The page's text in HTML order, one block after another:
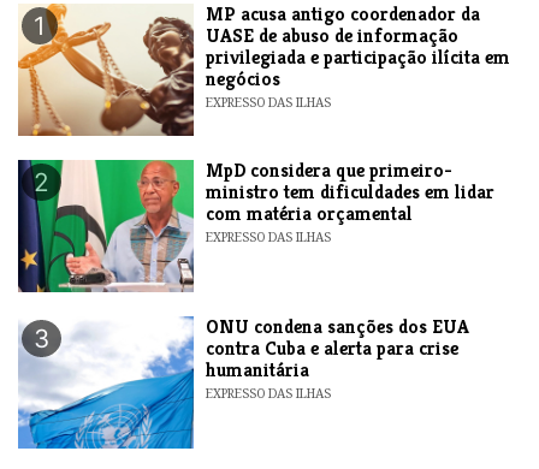
1
MP acusa antigo coordenador da
UASE de abuso de informação
privilegiada e participação ilícita em
negócios
EXPRESSO DAS ILHAS
2
MpD considera que primeiro-
ministro tem dificuldades em lidar
com matéria orçamental
EXPRESSO DAS ILHAS
3
ONU condena sanções dos EUA
contra Cuba e alerta para crise
humanitária
EXPRESSO DAS ILHAS